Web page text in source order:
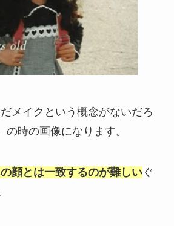
メイクという概念がないだろ
の時の画像になります。
顔とは一致するのが難しいぐ